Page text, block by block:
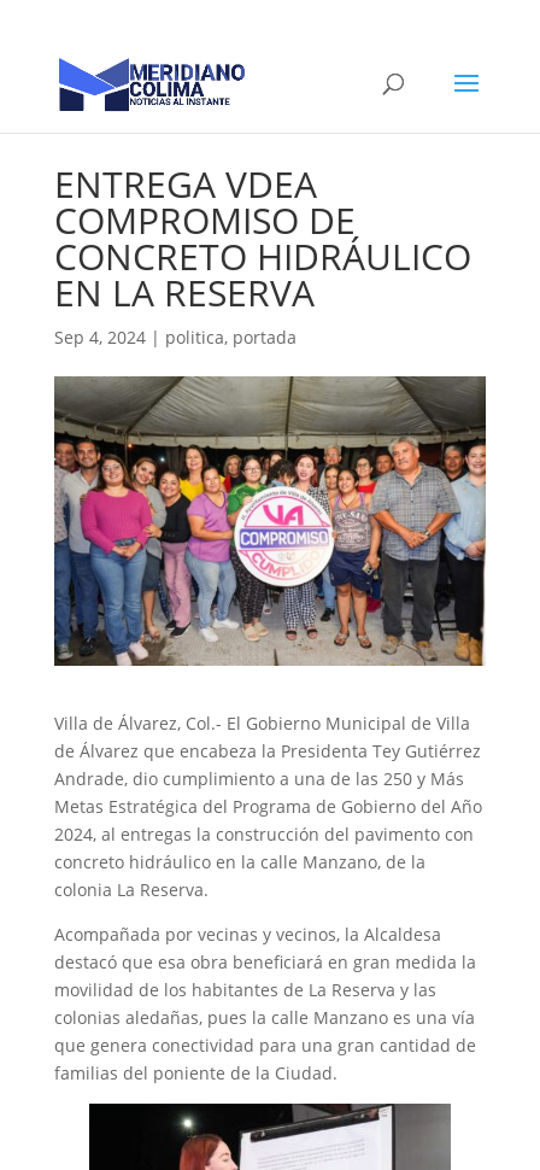
ENTREGA VDEA
COMPROMISO DE
CONCRETO HIDRÁULICO
EN LA RESERVA
Sep 4, 2024| politica, portada
Villa de Álvarez, Col.- El Gobierno Municipal de Villa
de Álvarez que encabeza la Presidenta Tey Gutiérrez
Andrade, dio cumplimiento a una de las 250 y Más
Metas Estratégica del Programa de Gobierno del Año
2024, al entregas la construcción del pavimento con
concreto hidráulico en la calle Manzano, de la
colonia La Reserva.
Acompañada por vecinas y vecinos, la Alcaldesa
destacó que esa obra beneficiará en gran medida la
movilidad de los habitantes de La Reserva y las
colonias aledañas, pues la calle Manzano es una vía
que genera conectividad para una gran cantidad de
familias del poniente de la Ciudad.